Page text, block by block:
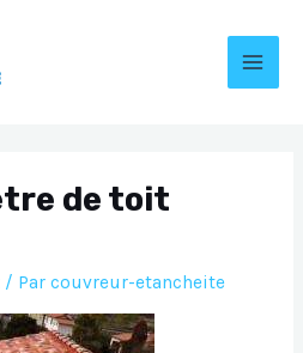
de toit
/ Par couvreur-etancheite